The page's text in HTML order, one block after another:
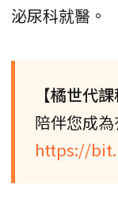
泌尿科就醫。
【橘世代課
陪伴您成為
https://